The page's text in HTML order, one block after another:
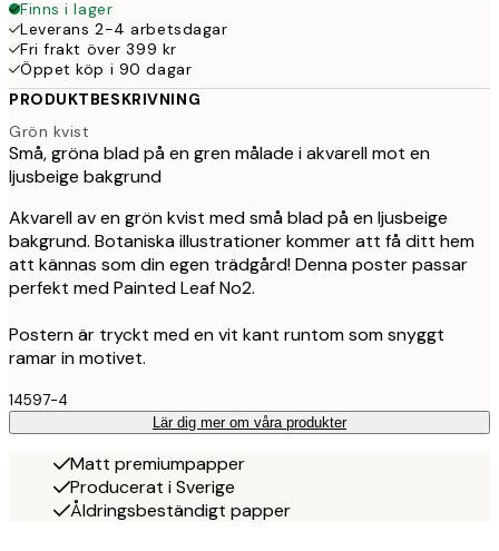
Finns i lager
Leverans 2-4 arbetsdagar
Fri frakt över 399 kr
Öppet köp i 90 dagar
PRODUKTBESKRIVNING
Grön kvist
Små, gröna blad på en gren målade i akvarell mot en
ljusbeige bakgrund
Akvarell av en grön kvist med små blad på en ljusbeige
bakgrund. Botaniska illustrationer kommer att få ditt hem
att kännas som din egen trädgård! Denna poster passar
perfekt med Painted Leaf No2.
Postern är tryckt med en vit kant runtom som snyggt
ramar in motivet.
14597-4
Lär dig mer om våra produkter
Matt premiumpapper
Producerat i Sverige
Åldringsbeständigt papper